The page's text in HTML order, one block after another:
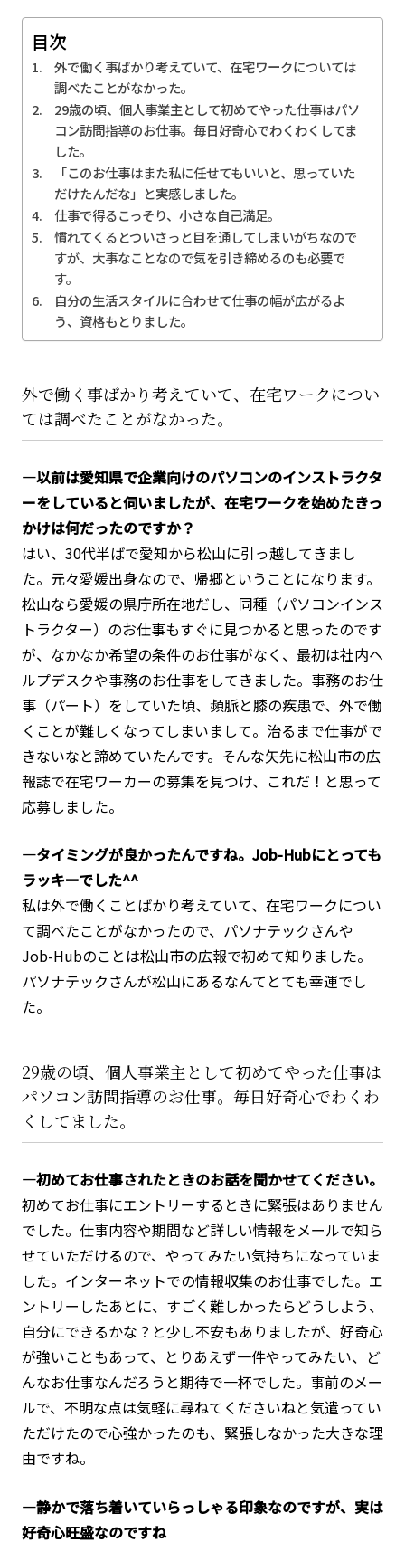
目次
外で働く事ばかり考えていて、在宅ワークについては
調べたことがなかった。
29歳の頃、個人事業主として初めてやった仕事はパソ
コン訪問指導のお仕事。毎日好奇心でわくわくしてま
した。
「このお仕事はまた私に任せてもいいと、思っていた
だけたんだな」と実感しました。
仕事で得るこっそり、小さな自己満足。
慣れてくるとついさっと目を通してしまいがちなので
すが、大事なことなので気を引き締めるのも必要で
す。
自分の生活スタイルに合わせて仕事の幅が広がるよ
う、資格もとりました。
外で働く事ばかり考えていて、在宅ワークについ
ては調べたことがなかった。
―以前は愛知県で企業向けのパソコンのインストラクタ
ーをしていると伺いましたが、在宅ワークを始めたきっ
かけは何だったのですか？
はい、30代半ばで愛知から松山に引っ越してきまし
た。元々愛媛出身なので、帰郷ということになります。
松山なら愛媛の県庁所在地だし、同種（パソコンインス
トラクター）のお仕事もすぐに見つかると思ったのです
が、なかなか希望の条件のお仕事がなく、最初は社内ヘ
ルプデスクや事務のお仕事をしてきました。事務のお仕
事（パート）をしていた頃、頻脈と膝の疾患で、外で働
くことが難しくなってしまいまして。治るまで仕事がで
きないなと諦めていたんです。そんな矢先に松山市の広
報誌で在宅ワーカーの募集を見つけ、これだ！と思って
応募しました。
―タイミングが良かったんですね。Job-Hubにとっても
ラッキーでした^^
私は外で働くことばかり考えていて、在宅ワークについ
て調べたことがなかったので、パソナテックさんや
Job-Hubのことは松山市の広報で初めて知りました。
パソナテックさんが松山にあるなんてとても幸運でし
た。
29歳の頃、個人事業主として初めてやった仕事は
パソコン訪問指導のお仕事。毎日好奇心でわくわ
くしてました。
―初めてお仕事されたときのお話を聞かせてください。
初めてお仕事にエントリーするときに緊張はありません
でした。仕事内容や期間など詳しい情報をメールで知ら
せていただけるので、やってみたい気持ちになっていま
した。インターネットでの情報収集のお仕事でした。エ
ントリーしたあとに、すごく難しかったらどうしよう、
自分にできるかな？と少し不安もありましたが、好奇心
が強いこともあって、とりあえず一件やってみたい、ど
んなお仕事なんだろうと期待で一杯でした。事前のメー
ルで、不明な点は気軽に尋ねてくださいねと気遣ってい
ただけたので心強かったのも、緊張しなかった大きな理
由ですね。
―静かで落ち着いていらっしゃる印象なのですが、実は
好奇心旺盛なのですね